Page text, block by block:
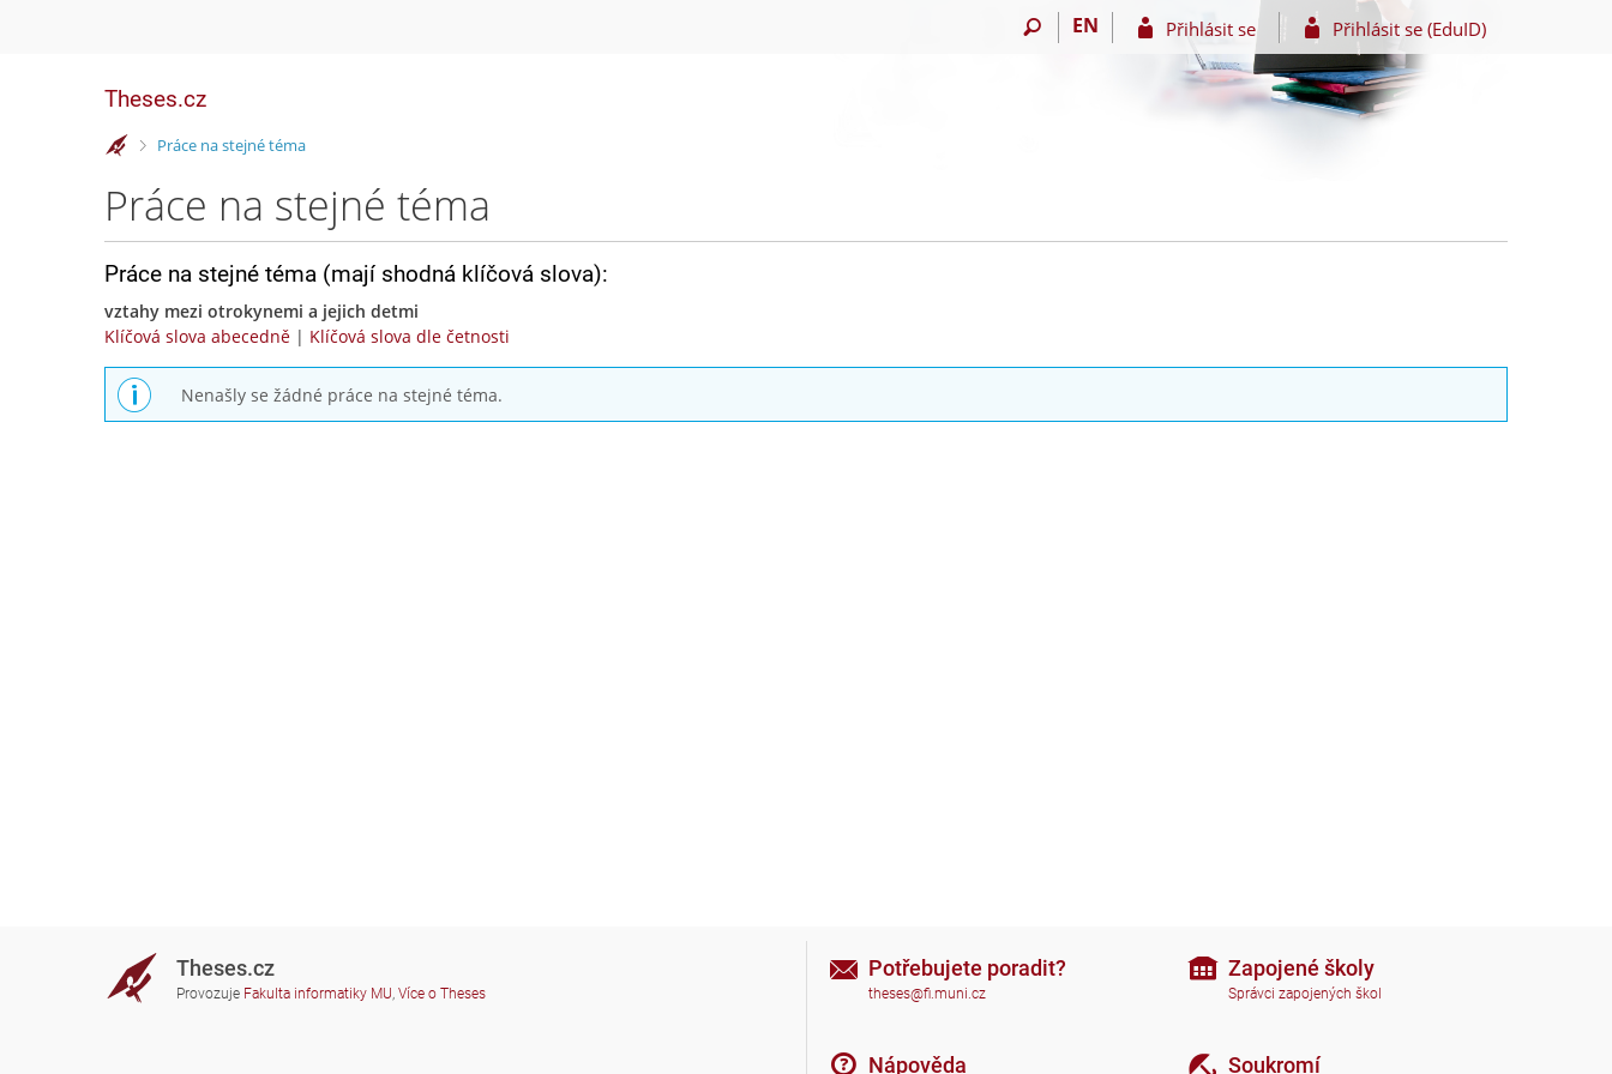
EN Přihlásit se Přihlásit se (EduID)
Theses.cz
>Práce na stejné téma
Práce na stejné téma
Práce na stejné téma (mají shodná klíčová slova):
vztahy mezi otrokynemi a jejich detmi
Klíčová slova abecedně | Klíčová slova dle četnosti
Nenašly se žádné práce na stejné téma.
Theses.cz
Provozuje Fakulta informatiky MU, Více o Theses
Potřebujete poradit?
theses@fi.muni.cz
Nápověda
Zapojené školy
Správci zapojených škol
Soukromí